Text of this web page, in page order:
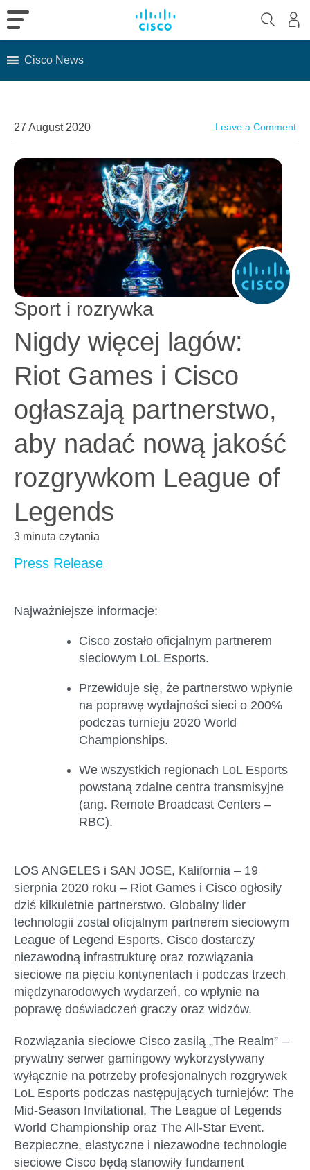
Cisco News
27 August 2020 Leave a Comment
Sport i rozrywka
Nigdy więcej lagów:
Riot Games i Cisco
ogłaszają partnerstwo,
aby nadać nową jakość
rozgrywkom League of
Legends
3 minuta czytania
Press Release
Najważniejsze informacje:
Cisco zostało oficjalnym partnerem
sieciowym LoL Esports.
Przewiduje się, że partnerstwo wpłynie
na poprawę wydajności sieci o 200%
podczas turnieju 2020 World
Championships.
We wszystkich regionach LoL Esports
powstaną zdalne centra transmisyjne
(ang. Remote Broadcast Centers –
RBC).
LOS ANGELES i SAN JOSE, Kalifornia – 19
sierpnia 2020 roku – Riot Games i Cisco ogłosiły
dziś kilkuletnie partnerstwo. Globalny lider
technologii został oficjalnym partnerem sieciowym
League of Legend Esports. Cisco dostarczy
niezawodną infrastrukturę oraz rozwiązania
sieciowe na pięciu kontynentach i podczas trzech
międzynarodowych wydarzeń, co wpłynie na
poprawę doświadczeń graczy oraz widzów.
Rozwiązania sieciowe Cisco zasilą „The Realm” –
prywatny serwer gamingowy wykorzystywany
wyłącznie na potrzeby profesjonalnych rozgrywek
LoL Esports podczas następujących turniejów: The
Mid-Season Invitational, The League of Legends
World Championship oraz The All-Star Event.
Bezpieczne, elastyczne i niezawodne technologie
sieciowe Cisco będą stanowiły fundament